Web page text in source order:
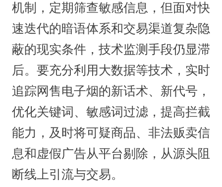
机制，定期筛查敏感信息，但面对快
速迭代的暗语体系和交易渠道复杂隐
蔽的现实条件，技术监测手段仍显滞
后。要充分利用大数据等技术，实时
追踪网售电子烟的新话术、新代号，
优化关键词、敏感词过滤，提高拦截
能力，及时将可疑商品、非法贩卖信
息和虚假广告从平台剔除，从源头阻
断线上引流与交易。